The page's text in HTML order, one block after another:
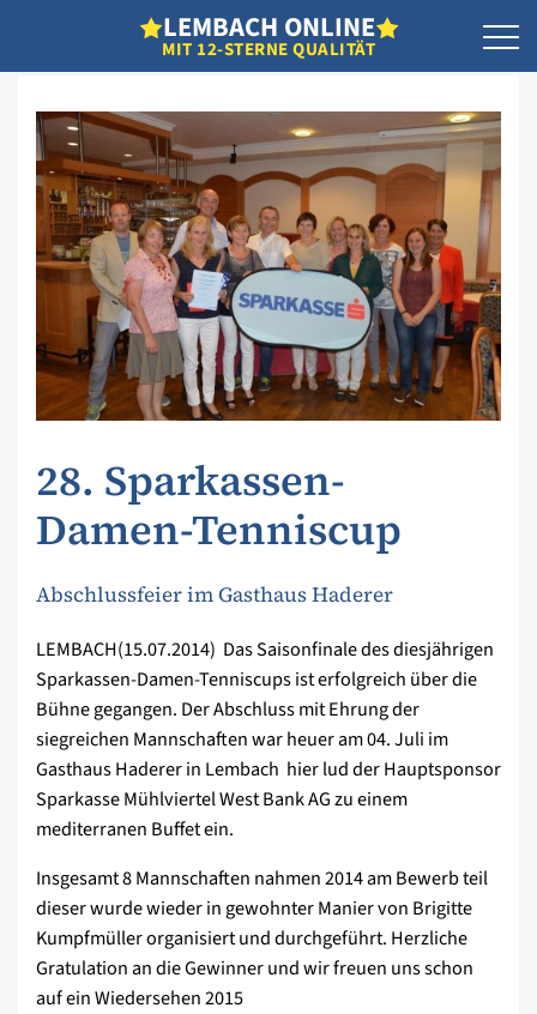
LEMBACH ONLINE
MIT 12-STERNE QUALITÄT
28. Sparkassen-
Damen-Tenniscup
Abschlussfeier im Gasthaus Haderer
LEMBACH(15.07.2014)  Das Saisonfinale des diesjährigen
Sparkassen-Damen-Tenniscups ist erfolgreich über die
Bühne gegangen. Der Abschluss mit Ehrung der
siegreichen Mannschaften war heuer am 04. Juli im
Gasthaus Haderer in Lembach  hier lud der Hauptsponsor
Sparkasse Mühlviertel West Bank AG zu einem
mediterranen Buffet ein.
Insgesamt 8 Mannschaften nahmen 2014 am Bewerb teil 
dieser wurde wieder in gewohnter Manier von Brigitte
Kumpfmüller organisiert und durchgeführt. Herzliche
Gratulation an die Gewinner und wir freuen uns schon
auf ein Wiedersehen 2015